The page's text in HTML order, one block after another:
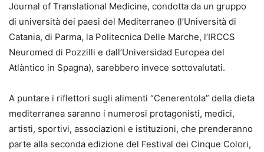
Journal of Translational Medicine, condotta da un gruppo
di università dei paesi del Mediterraneo (l’Università di
Catania, di Parma, la Politecnica Delle Marche, l’IRCCS
Neuromed di Pozzilli e dall’Universidad Europea del
Atlàntico in Spagna), sarebbero invece sottovalutati.
A puntare i riflettori sugli alimenti “Cenerentola” della dieta
mediterranea saranno i numerosi protagonisti, medici,
artisti, sportivi, associazioni e istituzioni, che prenderanno
parte alla seconda edizione del Festival dei Cinque Colori,